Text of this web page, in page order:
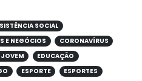
SOCIAL
E NEGÓCIOS
CORONAVÍRUS
EDUCAÇÃO
ESPORTE
ESPORTES